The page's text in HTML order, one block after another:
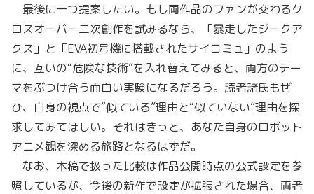
最後に一つ提案したい。もし両作品のファンが交わるク
ロスオーバー二次創作を試みるなら、「暴走したジークア
クス」と「EVA初号機に搭載されたサイコミュ」のよう
に、互いの“危険な技術”を入れ替えてみると、両方のテー
マをぶつけ合う面白い実験になるだろう。読者諸氏もぜ
ひ、自身の視点で“似ている”理由と“似ていない”理由を探
求してみてほしい。それはきっと、あなた自身のロボット
アニメ観を深める旅路となるはずだ。
なお、本稿で扱った比較は作品公開時点の公式設定を参
照しているが、今後の新作で設定が拡張された場合、両者